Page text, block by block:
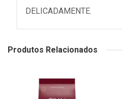
DELICADAMENTE.
Produtos Relacionados